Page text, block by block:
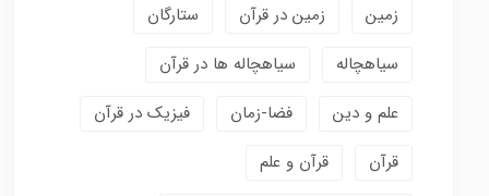
زمین
زمین در قرآن
ستارگان
سیاهچاله
سیاهچاله ها در قرآن
علم و دین
فضا-زمان
فیزیک در قرآن
قرآن
قرآن و علم